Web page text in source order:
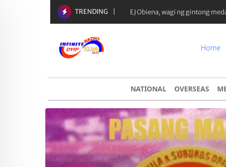
TRENDING Yaman ng 50 richest tycoons sa
Home
NATIONAL OVERSEAS